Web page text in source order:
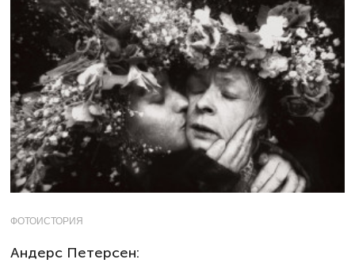
ФОТОИСТОРИЯ
Андерс Петерсен: